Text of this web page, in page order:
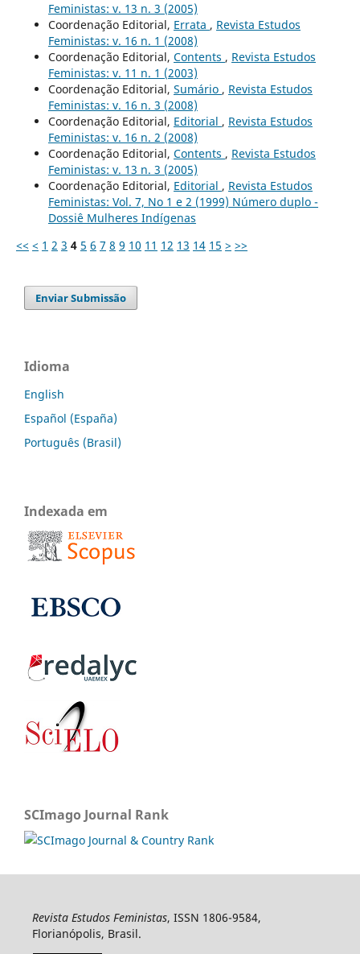
Feministas: v. 13 n. 3 (2005)
Coordenação Editorial, Errata , Revista Estudos
Feministas: v. 16 n. 1 (2008)
Coordenação Editorial, Contents , Revista Estudos
Feministas: v. 11 n. 1 (2003)
Coordenação Editorial, Sumário , Revista Estudos
Feministas: v. 16 n. 3 (2008)
Coordenação Editorial, Editorial , Revista Estudos
Feministas: v. 16 n. 2 (2008)
Coordenação Editorial, Contents , Revista Estudos
Feministas: v. 13 n. 3 (2005)
Coordenação Editorial, Editorial , Revista Estudos
Feministas: Vol. 7, No 1 e 2 (1999) Número duplo -
Dossiê Mulheres Indígenas
<< < 1 2 3 4 5 6 7 8 9 10 11 12 13 14 15 > >>
Enviar Submissão
Idioma
English
Español (España)
Português (Brasil)
Indexada em
SCImago Journal Rank
Revista Estudos Feministas, ISSN 1806-9584,
Florianópolis, Brasil.